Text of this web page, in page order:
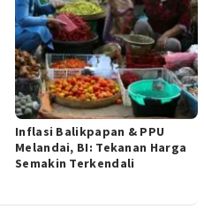
Inflasi Balikpapan & PPU
Melandai, BI: Tekanan Harga
Semakin Terkendali